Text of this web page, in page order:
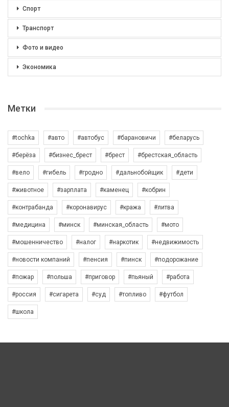
Спорт
Транспорт
Фото и видео
Экономика
Метки
#tochka #авто #автобус #барановичи #беларусь
#берёза #бизнес_брест #брест #брестская_область
#вело #гибель #гродно #дальнобойщик #дети
#животное #зарплата #каменец #кобрин
#контрабанда #коронавирус #кража #литва
#медицина #минск #минская_область #мото
#мошенничество #налог #наркотик #недвижимость
#новости компаний #пенсия #пинск #подорожание
#пожар #польша #приговор #пьяный #работа
#россия #сигарета #суд #топливо #футбол
#школа